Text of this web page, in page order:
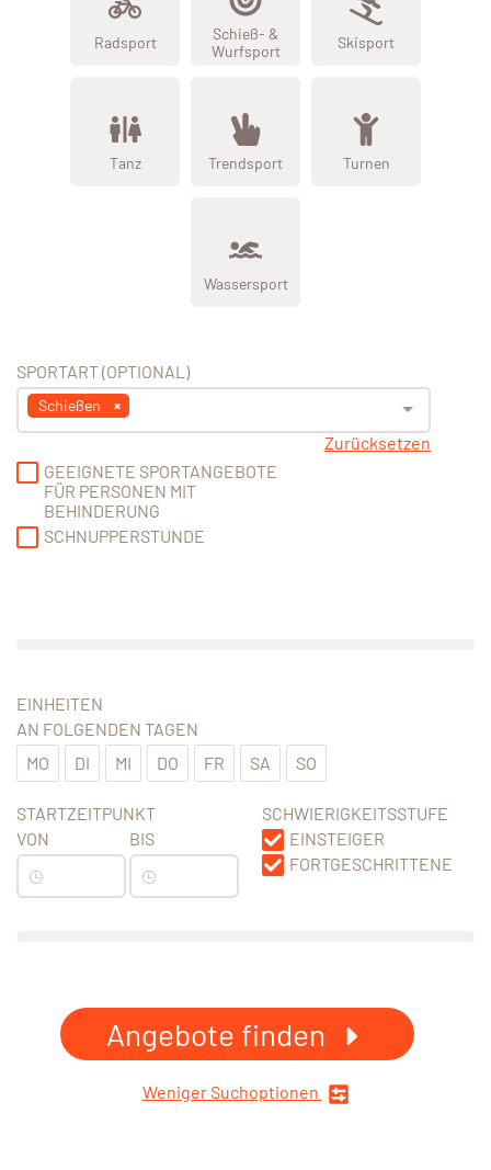
Radsport
Schieß- &
Wurfsport
Skisport
Tanz Trendsport Turnen
Wassersport
SPORTART (OPTIONAL)
Schießen
Zurücksetzen
GEEIGNETE SPORTANGEBOTE
FÜR PERSONEN MIT
BEHINDERUNG
SCHNUPPERSTUNDE
EINHEITEN
AN FOLGENDEN TAGEN
MO
DI MI DO FR SA SO
STARTZEITPUNKT
VON
BIS
SCHWIERIGKEITSSTUFE
EINSTEIGER
FORTGESCHRITTENE
Angebote finden
Weniger Suchoptionen